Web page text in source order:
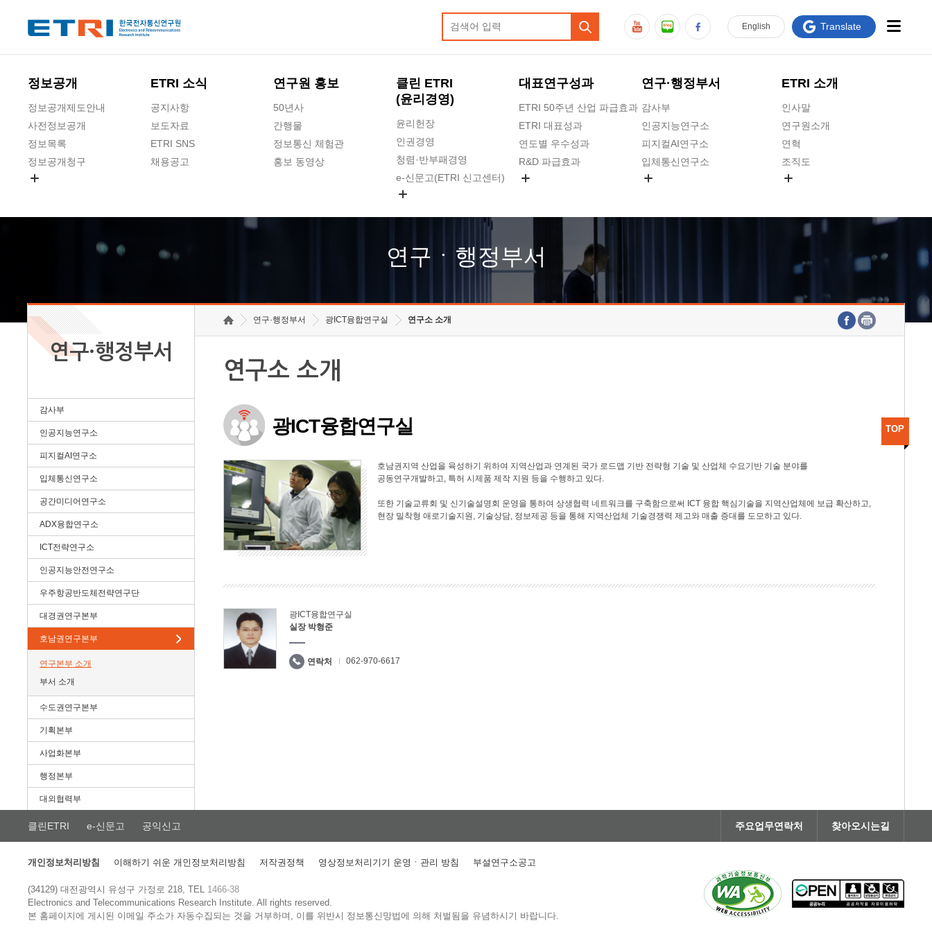
정보공개
정보공개제도안내
사전정보공개
정보목록
정보공개청구
ETRI 소식
공지사항
보도자료
ETRI SNS
채용공고
연구원 홍보
50년사
간행물
정보통신 체험관
홍보 동영상
클린 ETRI
(윤리경영)
윤리헌장
인권경영
청렴·반부패경영
e-신문고(ETRI 신고센터)
고객의소리
수의계약 현황
대표연구성과
ETRI 50주년 산업 파급효과
ETRI 대표성과
연도별 우수성과
R&D 파급효과
연구·행정부서
감사부
인공지능연구소
피지컬AI연구소
입체통신연구소
호남권연구본부
기획본부
ETRI 소개
인사말
연구원소개
연혁
조직도
연구원 고객헌장
주요업무연락처
English Translate
연구ㆍ행정부서
연구·행정부서
감사부
인공지능연구소
피지컬AI연구소
입체통신연구소
공간미디어연구소
ADX융합연구소
ICT전략연구소
인공지능안전연구소
우주항공반도체전략연구단
대경권연구본부
호남권연구본부
연구본부 소개
부서 소개
수도권연구본부
기획본부
사업화본부
행정본부
대외협력부
연구·행정부서 광ICT융합연구실 연구소 소개
연구소 소개
광ICT융합연구실
호남권지역 산업을 육성하기 위하여 지역산업과 연계된 국가 로드맵 기반 전략형 기술 및 산업체 수요기반 기술 분야를
공동연구개발하고, 특허 시제품 제작 지원 등을 수행하고 있다.
또한 기술교류회 및 신기술설명회 운영을 통하여 상생협력 네트워크를 구축함으로써 ICT 융합 핵심기술을 지역산업체에 보급 확산하고,
현장 밀착형 애로기술지원, 기술상담, 정보제공 등을 통해 지역산업체 기술경쟁력 제고와 매출 증대를 도모하고 있다.
광ICT융합연구실
실장 박형준
연락처 062-970-6617
TOP
클린ETRI e-신문고 공익신고 주요업무연락처 찾아오시는길
개인정보처리방침 이해하기 쉬운 개인정보처리방침 저작권정책 영상정보처리기기 운영ㆍ관리 방침 부설연구소공고
(34129) 대전광역시 유성구 가정로 218, TEL 1466-38
Electronics and Telecommunications Research Institute.All rights reserved.
본 홈페이지에 게시된 이메일 주소가 자동수집되는 것을 거부하며, 이를 위반시 정보통신망법에 의해 처벌됨을 유념하시기 바랍니다.